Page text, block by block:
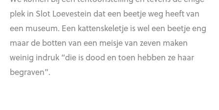
plek in Slot Loevestein dat een beetje weg heeft van
een museum. Een kattenskeletje is wel een beetje eng
maar de botten van een meisje van zeven maken
weinig indruk “die is dood en toen hebben ze haar
begraven”.